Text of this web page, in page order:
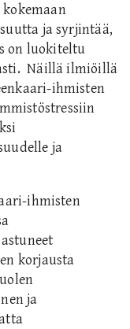
ja syrjintää,
on luokiteltu
asti. Näillä ilmiöillä
ihmisten
ja
ihmisten
korjausta
ja